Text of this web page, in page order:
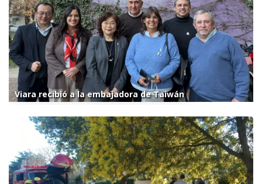
Viara recibió a la embajadora de Taiwán